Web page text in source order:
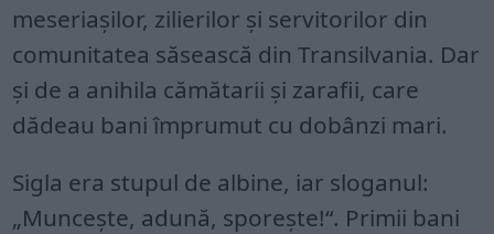
meseriaşilor, zilierilor şi servitorilor din
comunitatea săsească din Transilvania. Dar
şi de a anihila cămătarii şi zarafii, care
dădeau bani împrumut cu dobânzi mari.
Sigla era stupul de albine, iar sloganul:
„Munceşte, adună, sporeşte!“. Primii bani